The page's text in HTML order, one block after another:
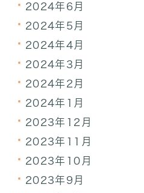
2024年6月
2024年5月
2024年4月
2024年3月
2024年2月
2024年1月
2023年12月
2023年11月
2023年10月
2023年9月